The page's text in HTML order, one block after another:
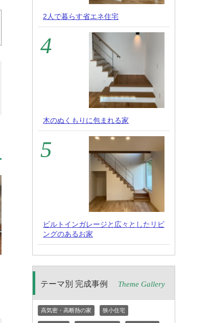
2人で暮らす省エネ住宅
木のぬくもりに包まれる家
ビルトインガレージと広々としたリビ
ングのあるお家
テーマ別 完成事例 Theme Gallery
高気密・高断熱の家 狭小住宅